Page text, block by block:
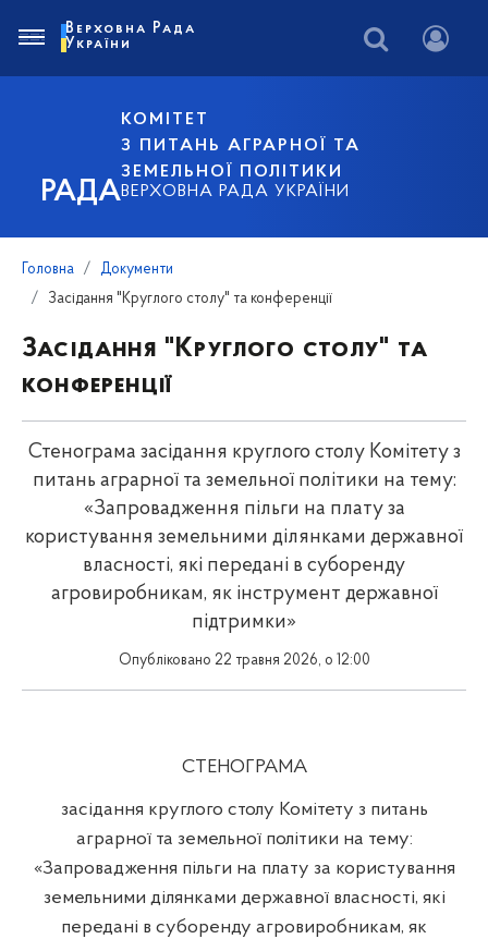
РАДА
КОМІТЕТ
З ПИТАНЬ АГРАРНОЇ ТА
ЗЕМЕЛЬНОЇ ПОЛІТИКИ
ВЕРХОВНА РАДА УКРАЇНИ
Верховна Рада
України
Головна
Документи
Засідання "Круглого столу" та конференції
Засідання "Круглого столу" та
конференції
Стенограма засідання круглого столу Комітету з
питань аграрної та земельної політики на тему:
«Запровадження пільги на плату за
користування земельними ділянками державної
власності, які передані в суборенду
агровиробникам, як інструмент державної
підтримки»
Опубліковано 22 травня 2026, о 12:00
СТЕНОГРАМА
засідання круглого столу Комітету з питань
аграрної та земельної політики на тему:
«Запровадження пільги на плату за користування
земельними ділянками державної власності, які
передані в суборенду агровиробникам, як